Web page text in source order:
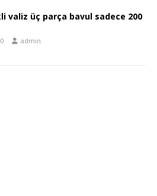
valiz üç parça bavul sadece 200
admin